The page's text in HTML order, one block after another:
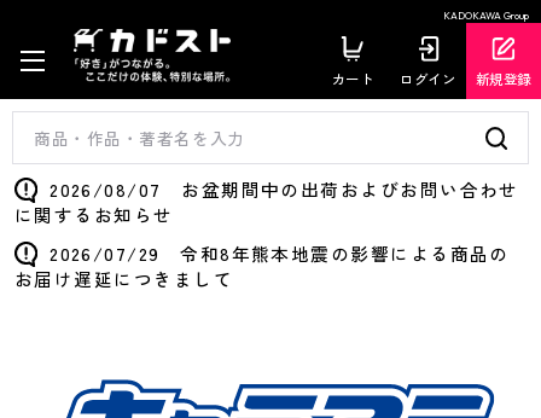
KADOKAWA Group
カート ログイン 新規登録
2026/08/07 お盆期間中の出荷およびお問い合わせ
に関するお知らせ
2026/07/29 令和8年熊本地震の影響による商品の
お届け遅延につきまして